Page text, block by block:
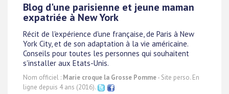
Blog d'une parisienne et jeune maman
expatriée à New York
Récit de l'expérience d'une française, de Paris à New
York City, et de son adaptation à la vie américaine.
Conseils pour toutes les personnes qui souhaitent
s'installer aux Etats-Unis.
Nom officiel : Marie croque la Grosse Pomme- Site perso. En
ligne depuis 4 ans (2016).